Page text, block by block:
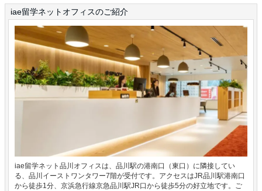
iae留学ネットオフィスのご紹介
iae留学ネット品川オフィスは、品川駅の港南口（東口）に隣接してい
る、品川イーストワンタワー7階が受付です。アクセスはJR品川駅港南口
から徒歩1分、京浜急行線京急品川駅JR口から徒歩5分の好立地です。ご